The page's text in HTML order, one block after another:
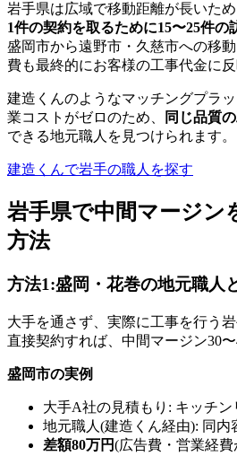
岩手県は広域で移動距離が長いた
1件の契約を取るために15〜25件の
盛岡市から遠野市・久慈市への移
費も最終的にお客様の工事代金に反
建造くんのようなマッチングプラ
業コストがゼロのため、
同じ品質
できる地元職人を見つけられます。
建造くんで岩手の職人を探す
岩手県で中間マージン
方法
方法1:盛岡・花巻の地元職人
大手を通さず、実際に工事を行う
直接契約すれば、中間マージン30〜
盛岡市の実例
大手A社の見積もり: キッチン
地元職人(建造くん経由): 同内
差額80万円(広告費・営業経